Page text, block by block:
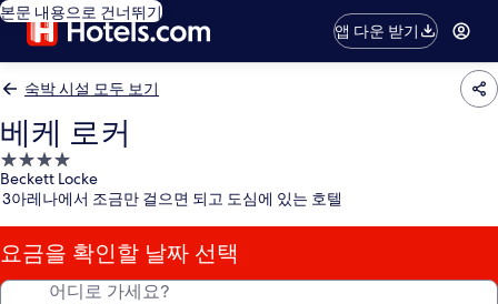
본문 내용으로 건너뛰기
앱 다운 받기
숙박 시설 모두 보기
베케 로커
4.0
성
급
숙
박
시
Beckett Locke
3아레나에서 조금만 걸으면 되고 도심에 있는 호텔
요금을 확인할 날짜 선택
어디로 가세요?